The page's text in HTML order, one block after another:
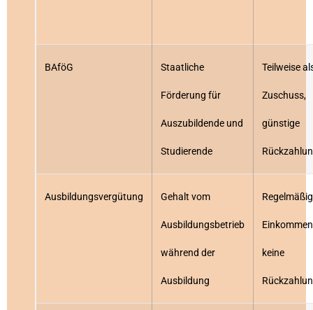
BAföG Staatliche
Förderung für
Auszubildende und
Studierende
Teilweise
Zuschuss,
günstige
Ausbildungsvergütung Gehalt vom
Ausbildungsbetrieb
während der
Ausbildung
keine